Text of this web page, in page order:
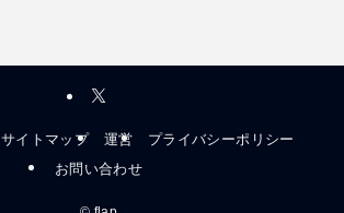
サイトマップ 運営
プライバシーポリシー
お問い合わせ